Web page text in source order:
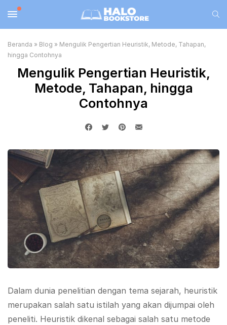
Beranda » Blog » Mengulik Pengertian Heuristik, Metode, Tahapan,
hingga Contohnya
Mengulik Pengertian Heuristik,
Metode, Tahapan, hingga
Contohnya
Dalam dunia penelitian dengan tema sejarah, heuristik
merupakan salah satu istilah yang akan dijumpai oleh
peneliti. Heuristik dikenal sebagai salah satu metode